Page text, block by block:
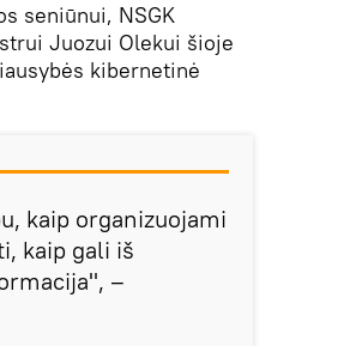
seniūnui, NSGK
Juozui Olekui šioje
kibernetinė
kaip organizuojami
kaip gali iš
–